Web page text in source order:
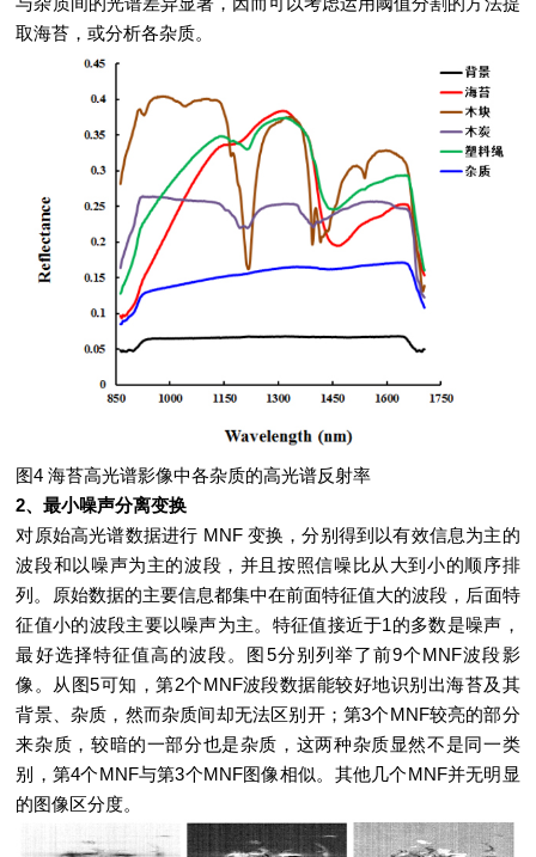
取海苔，或分析各杂质。
图4 海苔高光谱影像中各杂质的高光谱反射率
2、最小噪声分离变换
对原始高光谱数据进行 MNF 变换，分别得到以有效信息为主的
波段和以噪声为主的波段，并且按照信噪比从大到小的顺序排
列。原始数据的主要信息都集中在前面特征值大的波段，后面特
征值小的波段主要以噪声为主。特征值接近于1的多数是噪声，
最好选择特征值高的波段。图5分别列举了前9个MNF波段影
像。从图5可知，第2个MNF波段数据能较好地识别出海苔及其
背景、杂质，然而杂质间却无法区别开；第3个MNF较亮的部分
来杂质，较暗的一部分也是杂质，这两种杂质显然不是同一类
别，第4个MNF与第3个MNF图像相似。其他几个MNF并无明显
的图像区分度。